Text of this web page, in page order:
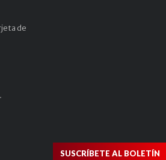
de
SUSCRÍBETE AL BOLETÍN